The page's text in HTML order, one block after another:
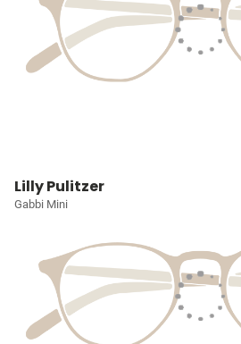
Lilly Pulitzer
Gabbi Mini